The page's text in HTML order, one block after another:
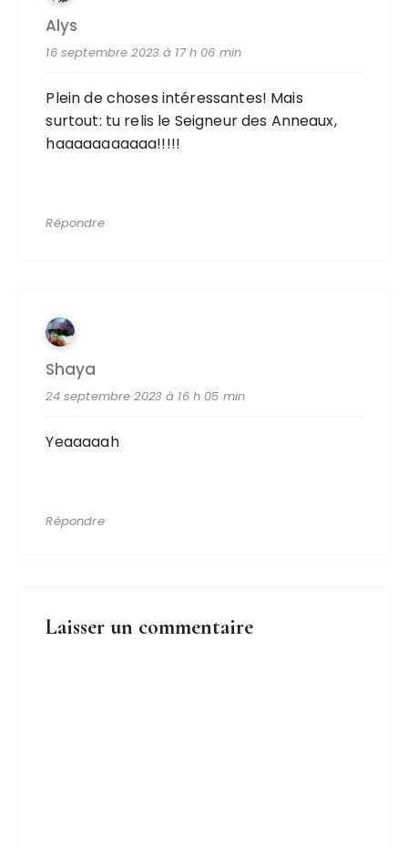
Alys
16 septembre 2023 à 17 h 06 min
Plein de choses intéressantes! Mais
surtout: tu relis le Seigneur des Anneaux,
haaaaaaaaaaa!!!!!
Répondre
Shaya
24 septembre 2023 à 16 h 05 min
Yeaaaaah
Répondre
Laisser un commentaire